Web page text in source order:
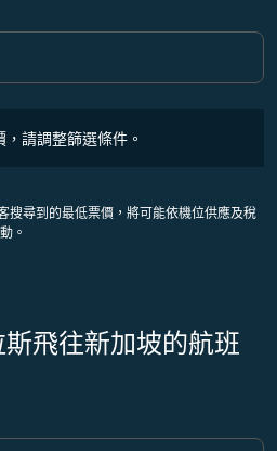
請調整篩選條件。
搜尋到的最低票價，將可能依機位供應及稅
。
飛往新加坡的航班